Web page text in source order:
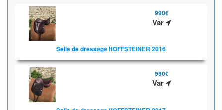
990€
Var
Selle de dressage HOFFSTEINER 2016
990€
Var